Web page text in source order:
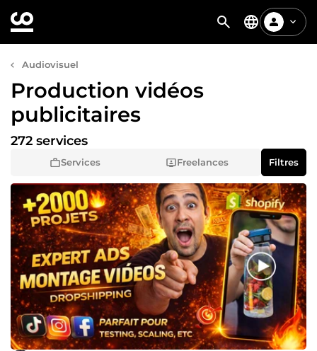
Audiovisuel
Production vidéos
publicitaires
Services Freelances
272 services
Filtres